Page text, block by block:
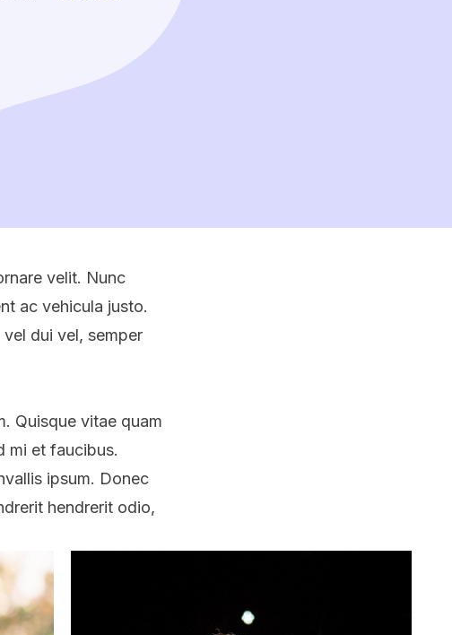
velit. Nunc
ac vehicula justo.
dui vel, semper
Quisque vitae quam
mi et faucibus.
ipsum. Donec
hendrerit odio,